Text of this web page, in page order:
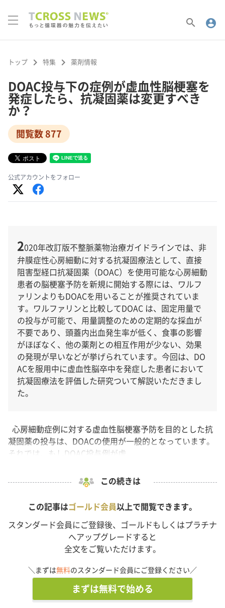
search account_circle
トップ keyboard_arrow_right 特集 keyboard_arrow_right 薬剤情報
DOAC投与下の症例が虚血性脳梗塞を
発症したら、抗凝固薬は変更すべき
か？
閲覧数 877
公式アカウントをフォロー
2020年改訂版不整脈薬物治療ガイドラインでは、非
弁膜症性心房細動に対する抗凝固療法として、直接
阻害型経口抗凝固薬（DOAC）を使用可能な心房細動
患者の脳梗塞予防を新規に開始する際には、ワルフ
ァリンよりもDOACを用いることが推奨されていま
す。ワルファリンと比較してDOAC は、固定用量で
の投与が可能で、用量調整のための定期的な採血が
不要であり、頭蓋内出血発生率が低く、食事の影響
がほぼなく、他の薬剤との相互作用が少ない、効果
の発現が早いなどが挙げられています。今回は、DO
ACを服用中に虚血性脳卒中を発症した患者において
抗凝固療法を評価した研究ついて解説いただきまし
た。
心房細動症例に対する虚血性脳梗塞予防を目的とした抗
凝固薬の投与は、DOACの使用が一般的となっています。
それでは、もしDOAC投与例が虚...
この続きは
この記事はゴールド会員以上で閲覧できます。
スタンダード会員にご登録後、ゴールドもしくはプラチナ
へアップグレードすると
全文をご覧いただけます。
＼まずは無料のスタンダード会員にご登録ください／
まずは無料で始める